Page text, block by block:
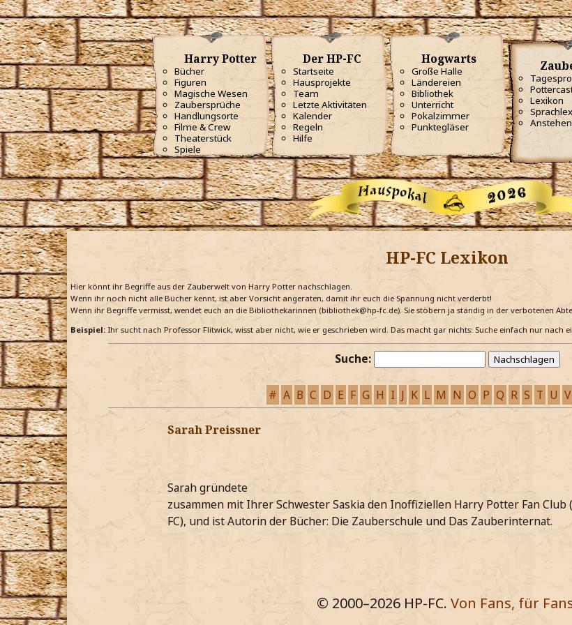
Harry Potter
Bücher
Figuren
Magische Wesen
Zaubersprüche
Handlungsorte
Filme & Crew
Theaterstück
Spiele
Der HP-FC
Startseite
Hausprojekte
Team
Letzte Aktivitäten
Kalender
Regeln
Hilfe
Hogwarts
Große Halle
Ländereien
Bibliothek
Unterricht
Pokalzimmer
Punktegläser
Lexikon
HP-FC Lexikon
Hier könnt ihr Begriffe aus der Zauberwelt von Harry Potter nachschlagen.
Wenn ihr noch nicht alle Bücher kennt, ist aber Vorsicht angeraten, damit ihr euch die Spannung nicht verderbt!
Wenn ihr Begriffe vermisst, wendet euch an die Bibliothekarinnen (bibliothek@hp-fc.de). Sie stöbern ja ständig in der verbotenen
Beispiel: Ihr sucht nach Professor Flitwick, wisst aber nicht, wie er geschrieben wird. Das macht gar nichts: Suche einfach nur nach
Suche:
# A B C D E F G H I J K L M N O P Q R S T U V
Sarah Preissner
Sarah gründete
zusammen mit Ihrer Schwester Saskia den Inoffiziellen Harry Potter Fan Club
FC), und ist Autorin der Bücher: Die Zauberschule und Das Zauberinternat.
© 2000–2026 HP-FC. Von Fans, für